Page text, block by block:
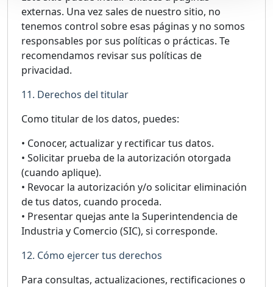
externas. Una vez sales de nuestro sitio, no
tenemos control sobre esas páginas y no somos
responsables por sus políticas o prácticas. Te
recomendamos revisar sus políticas de
privacidad.
11. Derechos del titular
Como titular de los datos, puedes:
• Conocer, actualizar y rectificar tus datos.
• Solicitar prueba de la autorización otorgada
(cuando aplique).
• Revocar la autorización y/o solicitar eliminación
de tus datos, cuando proceda.
• Presentar quejas ante la Superintendencia de
Industria y Comercio (SIC), si corresponde.
12. Cómo ejercer tus derechos
Para consultas, actualizaciones, rectificaciones o